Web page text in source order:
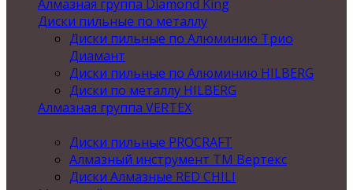
Алмазная группа Diamond King
Диски пильные по металлу
Диски пильные по Алюминию Трио
Диамант
Диски пильные по Алюминию HILBERG
Диски по металлу HILBERG
Алмазная группа VERTEX
Диски пильные PROCRAFT
Алмазный инструмент ТМ Вертекс
Диски Алмазные RED CHILI